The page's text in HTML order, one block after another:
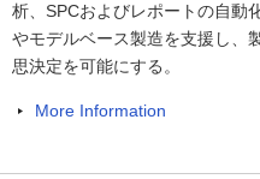
析、SPCおよびレポートの自動
やモデルベース製造を支援し、
思決定を可能にする。
More Information